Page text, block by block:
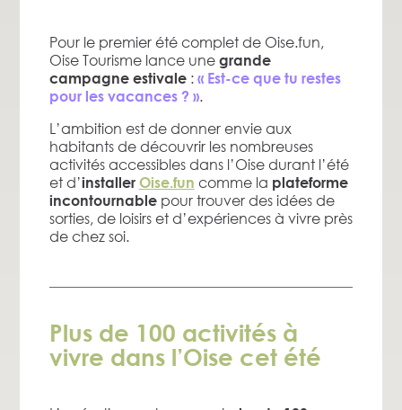
Pour le premier été complet de Oise.fun,
Oise Tourisme lance une grande
campagne estivale: « Est-ce que tu restes
pour les vacances ? ».
L’ambition est de donner envie aux
habitants de découvrir les nombreuses
activités accessibles dans l’Oise durant l’été
et d’installer Oise.fun comme la plateforme
incontournablepour trouver des idées de
sorties, de loisirs et d’expériences à vivre près
de chez soi.
Plus de 100 activités à
vivre dans l’Oise cet été